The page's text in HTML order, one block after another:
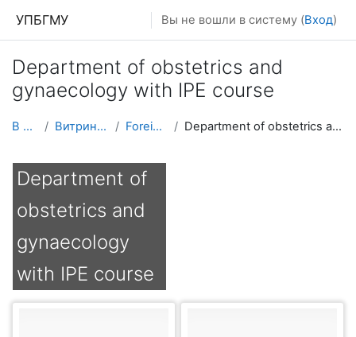
УПБГМУ Вы не вошли в систему (Вход)
Department of obstetrics and
gynaecology with IPE course
В начало Витрина курсов 3KL Foreign students Department of obstetrics and gynaecology with IPE course
Department of
obstetrics and
gynaecology
with IPE course